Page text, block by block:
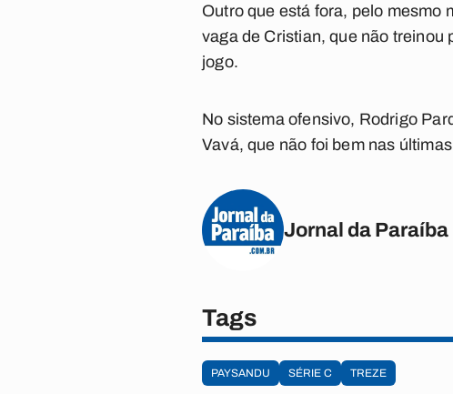
Outro que está fora, pelo mesmo
vaga de Cristian, que não treinou
jogo.
No sistema ofensivo, Rodrigo
Vavá, que não foi bem nas
Jornal da Paraíba
Tags
PAYSANDU SÉRIE C TREZE